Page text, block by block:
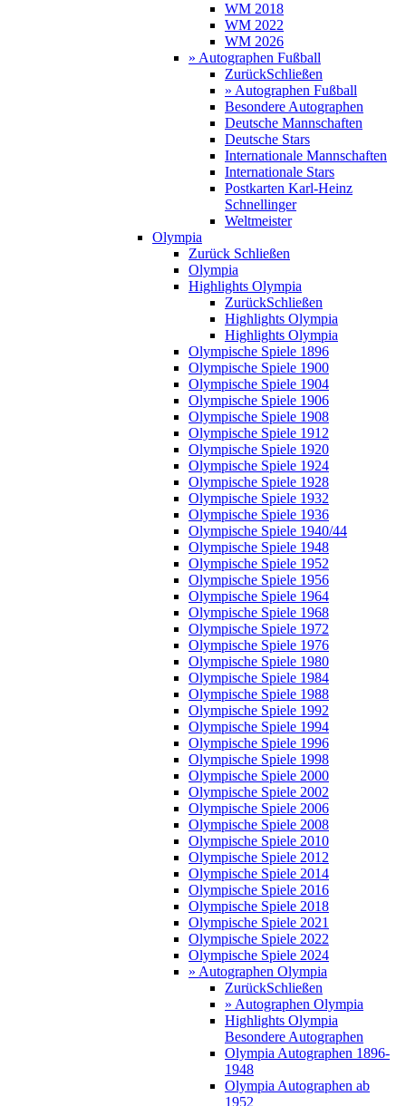
WM 2018
WM 2022
WM 2026
» Autographen Fußball
ZurückSchließen
» Autographen Fußball
Besondere Autographen
Deutsche Mannschaften
Deutsche Stars
Internationale Mannschaften
Internationale Stars
Postkarten Karl-Heinz
Schnellinger
Weltmeister
Olympia
Zurück Schließen
Olympia
Highlights Olympia
ZurückSchließen
Highlights Olympia
Highlights Olympia
Olympische Spiele 1896
Olympische Spiele 1900
Olympische Spiele 1904
Olympische Spiele 1906
Olympische Spiele 1908
Olympische Spiele 1912
Olympische Spiele 1920
Olympische Spiele 1924
Olympische Spiele 1928
Olympische Spiele 1932
Olympische Spiele 1936
Olympische Spiele 1940/44
Olympische Spiele 1948
Olympische Spiele 1952
Olympische Spiele 1956
Olympische Spiele 1964
Olympische Spiele 1968
Olympische Spiele 1972
Olympische Spiele 1976
Olympische Spiele 1980
Olympische Spiele 1984
Olympische Spiele 1988
Olympische Spiele 1992
Olympische Spiele 1994
Olympische Spiele 1996
Olympische Spiele 1998
Olympische Spiele 2000
Olympische Spiele 2002
Olympische Spiele 2006
Olympische Spiele 2008
Olympische Spiele 2010
Olympische Spiele 2012
Olympische Spiele 2014
Olympische Spiele 2016
Olympische Spiele 2018
Olympische Spiele 2021
Olympische Spiele 2022
Olympische Spiele 2024
» Autographen Olympia
ZurückSchließen
» Autographen Olympia
Highlights Olympia
Besondere Autographen
Olympia Autographen 1896-
1948
Olympia Autographen ab
1952